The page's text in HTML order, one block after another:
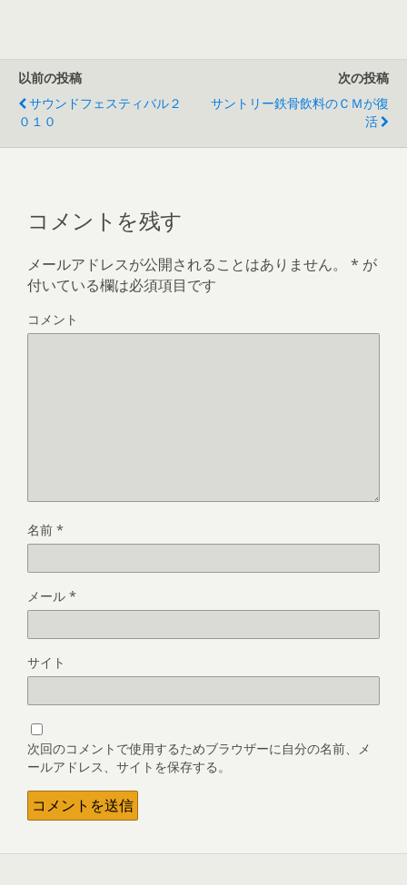
以前の投稿
サウンドフェスティバル２
０１０
次の投稿
サントリー鉄骨飲料のＣＭが復
活
コメントを残す
メールアドレスが公開されることはありません。 * が
付いている欄は必須項目です
コメント
名前 *
メール *
サイト
次回のコメントで使用するためブラウザーに自分の名前、メ
ールアドレス、サイトを保存する。